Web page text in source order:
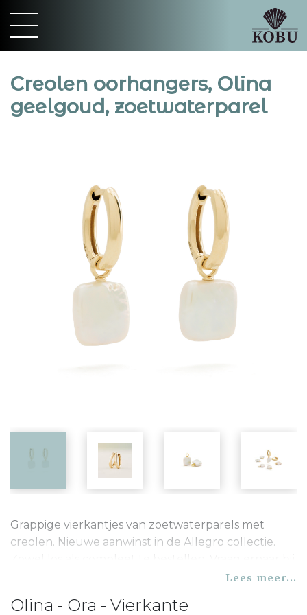
Creolen oorhangers, Olina
geelgoud, zoetwaterparel
Grappige vierkantjes van zoetwaterparels met
creolen. Nieuwe aanwinst in de Allegro collectie.
Losse Ora zoetwaterparel vierkant aanhangers
Lees meer...
Olina - Ora - Vierkante